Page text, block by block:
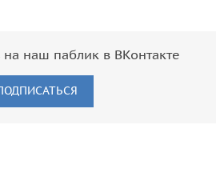
наш паблик в ВКонтакте